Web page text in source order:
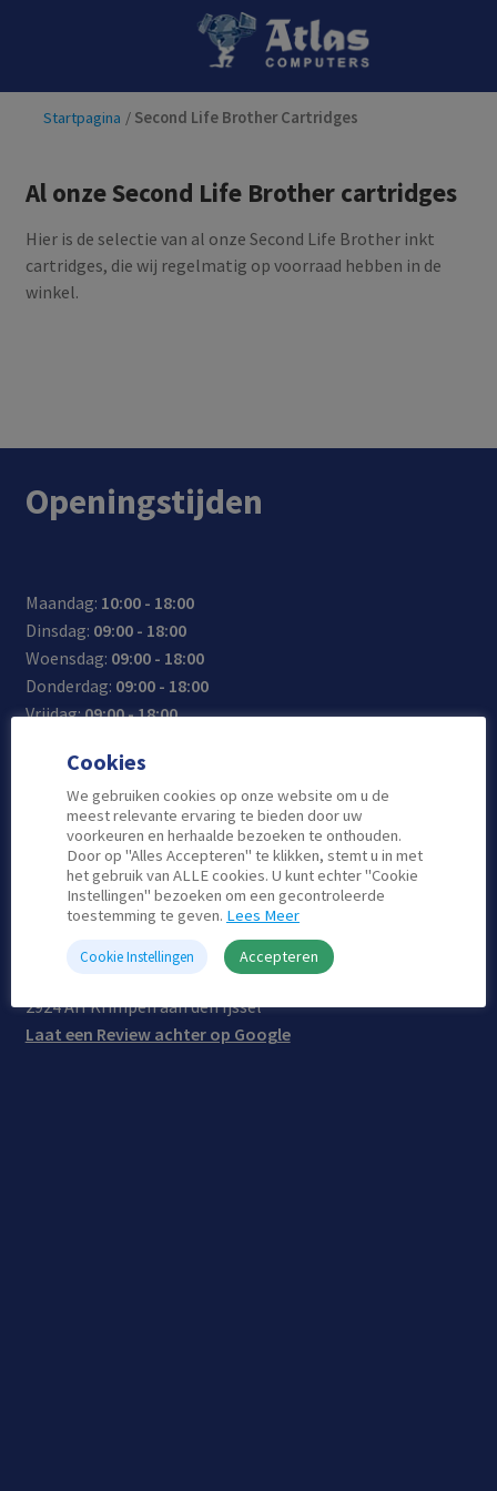
Ga
naar
Ga
de
Startpagina / Second Life Brother Cartridges
Al onze Second Life Brother cartridges
Hier is de selectie van al onze Second Life Brother inkt
cartridges, die wij regelmatig op voorraad hebben in de
winkel.
Openingstijden
Maandag: 10:00 - 18:00
Dinsdag: 09:00 - 18:00
Woensdag: 09:00 - 18:00
Donderdag: 09:00 - 18:00
Vrijdag:09:00 - 18:00
Zondag:Gesloten
Contact
Telefoon: 0180-515-555
Email: info@atlascomputers.nl
2924 AH Krimpen aan den Ijssel
Laat een Review achter op Google
Cookies
We gebruiken cookies op onze website om u de
meest relevante ervaring te bieden door uw
voorkeuren en herhaalde bezoeken te onthouden.
Door op "Alles Accepteren" te klikken, stemt u in met
het gebruik van ALLE cookies. U kunt echter "Cookie
Instellingen" bezoeken om een gecontroleerde
toestemming te geven. Lees Meer
Cookie Instellingen Accepteren